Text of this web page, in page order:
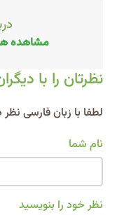
مشاهده
نظرتان را با
لطفا با زبان فارسی
نام شما
نظر خود را بنویسید
Alternative: